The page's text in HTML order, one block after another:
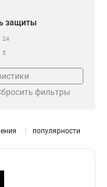
защиты
24
5
0
0
0 фильтры
популярности